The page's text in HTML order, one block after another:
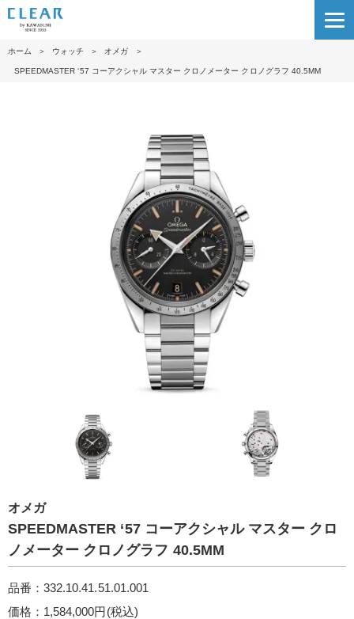
ホーム ＞ ウォッチ ＞ オメガ ＞
SPEEDMASTER ‘5 7 コーアクシャル マスター クロノメーター クロノグラフ 40.5M M
オメガ
SPEEDMASTER ‘5 7 コーアクシャル マスター クロ
ノメーター クロノグラフ 40.5M M
品番：332.10.41.51.01.001
価格：1,584,000円(税込)